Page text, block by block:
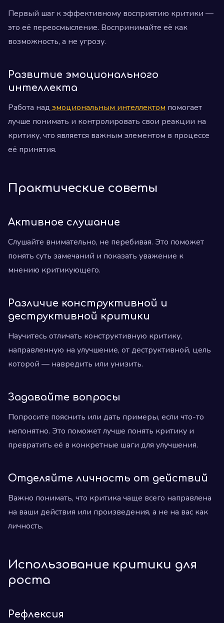
Первый шаг к эффективному восприятию критики —
это её переосмысление. Воспринимайте её как
возможность, а не угрозу.
Развитие эмоционального
интеллекта
Работа над эмоциональным интеллектом помогает
лучше понимать и контролировать свои реакции на
критику, что является важным элементом в процессе
её принятия.
Практические советы
Активное слушание
Слушайте внимательно, не перебивая. Это поможет
понять суть замечаний и показать уважение к
мнению критикующего.
Различие конструктивной и
деструктивной критики
Научитесь отличать конструктивную критику,
направленную на улучшение, от деструктивной, цель
которой — навредить или унизить.
Задавайте вопросы
Попросите пояснить или дать примеры, если что-то
непонятно. Это поможет лучше понять критику и
превратить её в конкретные шаги для улучшения.
Отделяйте личность от действий
Важно понимать, что критика чаще всего направлена
на ваши действия или произведения, а не на вас как
личность.
Использование критики для
роста
Рефлексия